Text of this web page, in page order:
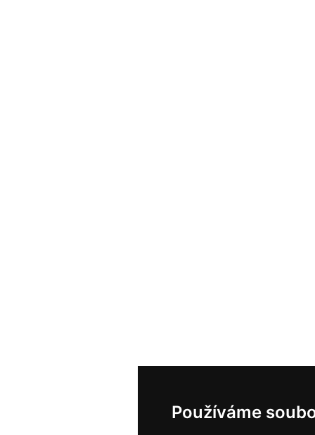
Používáme